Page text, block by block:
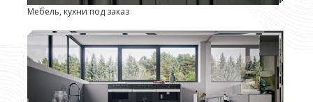
Мебель, кухни под заказ